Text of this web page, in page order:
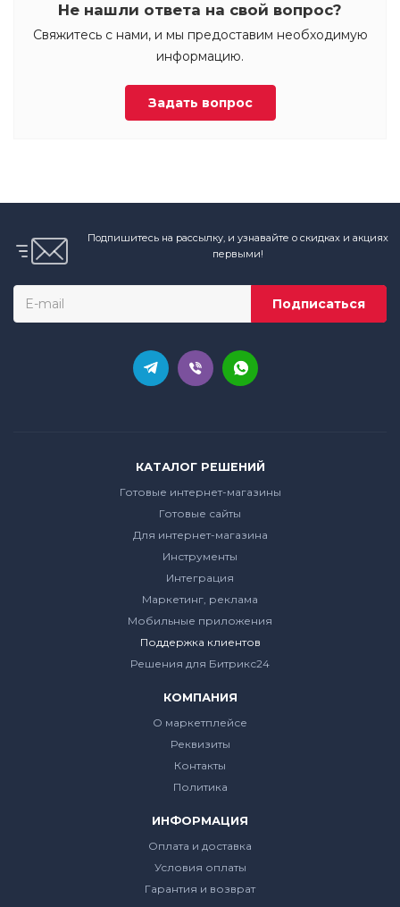
Не нашли ответа на свой вопрос?
Свяжитесь с нами, и мы предоставим необходимую
информацию.
Задать вопрос
Подпишитесь на рассылку, и узнавайте о скидках и акциях
первыми!
КАТАЛОГ РЕШЕНИЙ
Готовые интернет-магазины
Готовые сайты
Для интернет-магазина
Инструменты
Интеграция
Маркетинг, реклама
Мобильные приложения
Поддержка клиентов
Решения для Битрикс24
КОМПАНИЯ
О маркетплейсе
Реквизиты
Контакты
Политика
ИНФОРМАЦИЯ
Оплата и доставка
Условия оплаты
Гарантия и возврат